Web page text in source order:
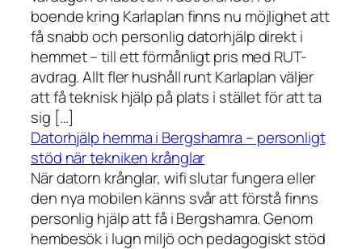
boende kring Karlaplan finns nu möjlighet att
få snabb och personlig datorhjälp direkt i
hemmet – till ett förmånligt pris med RUT-
avdrag. Allt fler hushåll runt Karlaplan väljer
att få teknisk hjälp på plats i stället för att ta
sig […]
Datorhjälp hemma i Bergshamra – personligt
stöd när tekniken krånglar
När datorn krånglar, wifi slutar fungera eller
den nya mobilen känns svår att förstå finns
personlig hjälp att få i Bergshamra. Genom
hembesök i lugn miljö och pedagogiskt stöd